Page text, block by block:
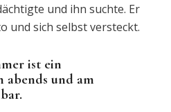
und ihn suchte. Er
und sich selbst versteckt.
ist ein
abends und am